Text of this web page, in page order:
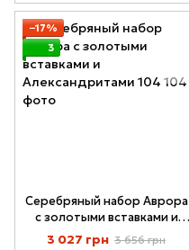
−17%
3
Серебряный набор Аврора
с золотыми вставками и
Александритами 104
3 027 грн 3 656 грн